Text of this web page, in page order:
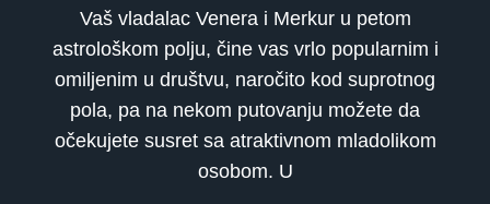
Vaš vladalac Venera i Merkur u petom
astrološkom polju, čine vas vrlo popularnim i
omiljenim u društvu, naročito kod suprotnog
pola, pa na nekom putovanju možete da
očekujete susret sa atraktivnom mladolikom
osobom. U